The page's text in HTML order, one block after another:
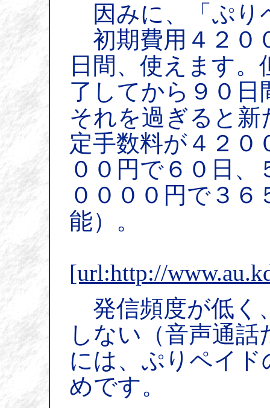
因みに、「ぷり
初期費用４２０
日間、使えます
了してから９０日
それを過ぎると
定手数料が４２０
００円で６０日
００００円で３
能）。
[url:http://
発信頻度が低く
しない（音声通
には、ぷりペイ
めです。